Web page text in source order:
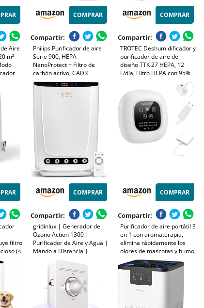
Aire
m²
Filtra
COMPRAR
Compartir:
Philips Purificador de aire
Serie 900, HEPA
NanoProtect + Filtro de
carbón activo, CADR
250m³/h para alérgicos de
65m², silencioso, inteligente
y de bajo consumo
COMPRAR
Compartir:
TROTEC Deshumidificador y
purificador de aire de
diseño TTK 27 HEPA, 12
L/día, Filtro HEPA con 95%
de Efectividad, Pantalla LED,
2 en 1, Reinicio Automático,
Función Secado de Ropa
filtro
(<
23 m²
USB-
COMPRAR
Compartir:
gridinlux | Generador de
Ozono Action 1300 |
Purificador de Aire y Agua |
Mando a Distancia |
Especial Hogar y Espacios
Pequeños | Potencia y
Duración Personalizables |
COMPRAR
Compartir:
Purificador de aire portátil 3
en 1 con aromaterapia,
elimina rápidamente los
olores de mascotas y humo,
devuelve el aire fresco a los
espacios pequeños y es
compatible con enchufe o
batería externa